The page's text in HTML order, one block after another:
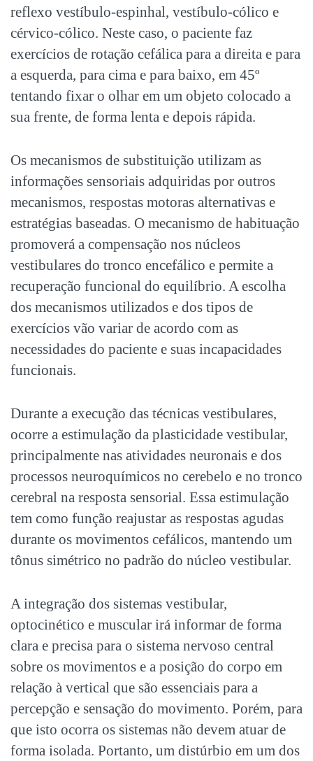
reflexo vestíbulo-espinhal, vestíbulo-cólico e
cérvico-cólico. Neste caso, o paciente faz
exercícios de rotação cefálica para a direita e para
a esquerda, para cima e para baixo, em 45º
tentando fixar o olhar em um objeto colocado a
sua frente, de forma lenta e depois rápida.
Os mecanismos de substituição utilizam as
informações sensoriais adquiridas por outros
mecanismos, respostas motoras alternativas e
estratégias baseadas. O mecanismo de habituação
promoverá a compensação nos núcleos
vestibulares do tronco encefálico e permite a
recuperação funcional do equilíbrio. A escolha
dos mecanismos utilizados e dos tipos de
exercícios vão variar de acordo com as
necessidades do paciente e suas incapacidades
funcionais.
Durante a execução das técnicas vestibulares,
ocorre a estimulação da plasticidade vestibular,
principalmente nas atividades neuronais e dos
processos neuroquímicos no cerebelo e no tronco
cerebral na resposta sensorial. Essa estimulação
tem como função reajustar as respostas agudas
durante os movimentos cefálicos, mantendo um
tônus simétrico no padrão do núcleo vestibular.
A integração dos sistemas vestibular,
optocinético e muscular irá informar de forma
clara e precisa para o sistema nervoso central
sobre os movimentos e a posição do corpo em
relação à vertical que são essenciais para a
percepção e sensação do movimento. Porém, para
que isto ocorra os sistemas não devem atuar de
forma isolada. Portanto, um distúrbio em um dos